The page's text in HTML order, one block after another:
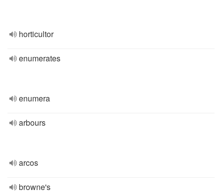
horticultor
enumerates
enumera
arbours
arcos
browne's